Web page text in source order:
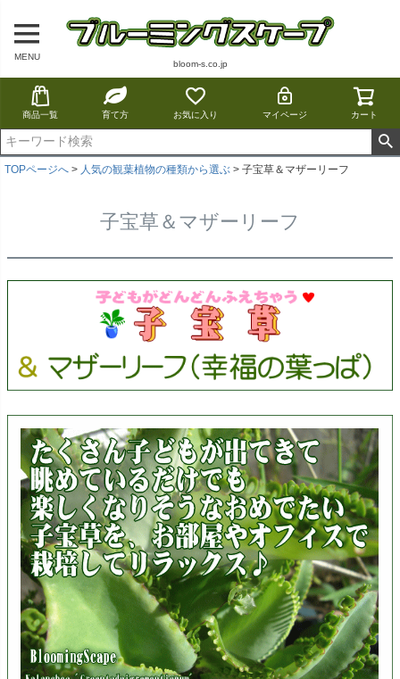
MENU
bloom-s.co.jp
商品一覧 育て方 お気に入り マイページ カート
TOPページへ 人気の観葉植物の種類から選ぶ 子宝草＆マザーリーフ
子宝草＆マザーリーフ